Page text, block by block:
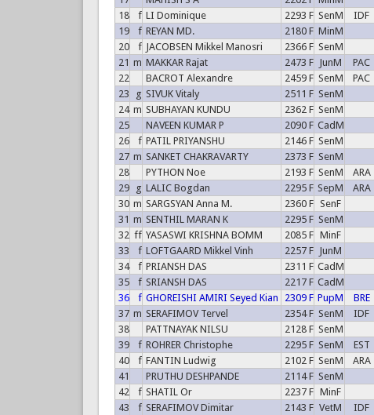
18
f LI Dominique 2293 F SenM IDF
19
f REYAN MD. 2180 F MinM
20
f JACOBSEN Mikkel Manosri 2366 F SenM
21 m MAKKAR Rajat 2473 F JunM PAC
22
BACROT Alexandre 2459 F SenM PAC
23
g SIVUK Vitaly 2511 F SenM
24 m SUBHAYAN KUNDU 2362 F SenM
25
NAVEEN KUMAR P 2090 F CadM
26
f PATIL PRIYANSHU 2146 F SenM
27 m SANKET CHAKRAVARTY 2373 F SenM
28
PYTHON Noe 2193 F SenM ARA
29
g LALIC Bogdan 2295 F SepM ARA
30 m SARGSYAN Anna M. 2360 F SenF
31 m SENTHIL MARAN K 2295 F SenM
32 ff YASASWI KRISHNA BOMM 2085 F MinF
33
f LOFTGAARD Mikkel Vinh 2257 F JunM
34
f PRIANSH DAS 2311 F CadM
35
f SRIANSH DAS 2217 F CadM
36
f GHOREISHI AMIRI Seyed Kian 2309 F PupM BRE
37 m SERAFIMOV Tervel 2354 F SenM IDF
38
PATTNAYAK NILSU 2128 F SenM
39
f ROHRER Christophe 2295 F SenM EST
40
f FANTIN Ludwig 2102 F SenM ARA
41
PRUTHU DESHPANDE 2114 F SenM
42
f SHATIL Or 2237 F MinF
43
f SERAFIMOV Dimitar 2143 F VetM IDF